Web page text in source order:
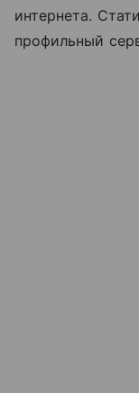
интернета.
профильный